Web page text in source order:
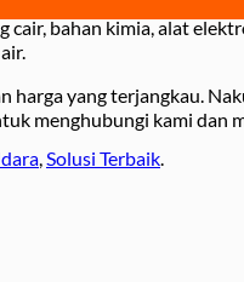
bahan kimia, alat
harga yang terjangkau.
menghubungi kami dan
Solusi Terbaik